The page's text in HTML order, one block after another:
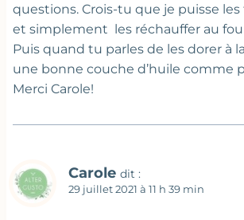
questions. Crois-tu que je puisse les
et simplement les réchauffer au
Puis quand tu parles de les dorer à
une bonne couche d’huile comme
Merci Carole!
Carole dit :
29 juillet 2021 à 11 h 39 min